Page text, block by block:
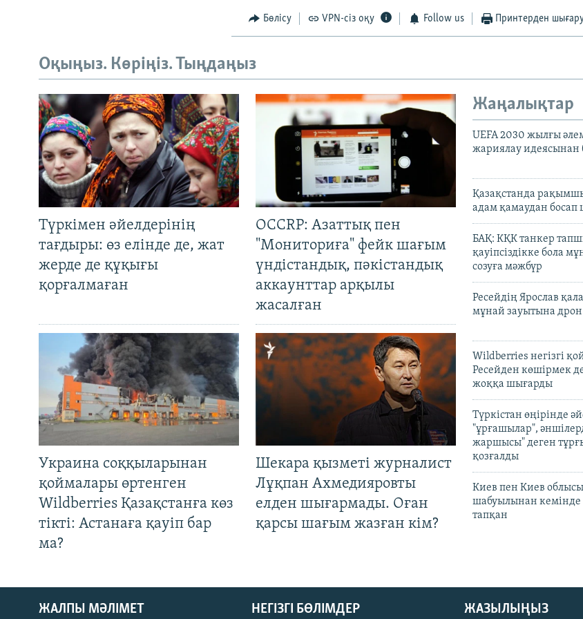
Бөлісу VPN-сіз оқу Follow us Принтерден
Оқыңыз. Көріңіз. Тыңдаңыз
Түркімен әйелдерінің
тағдыры: өз елінде де, жат
жерде де құқығы
қорғалмаған
OCCRP: Азаттық пен
"Мониториға" фейк шағым
үндістандық, пәкістандық
аккаунттар арқылы
жасалған
Украина соққыларынан
қоймалары өртенген
Wildberries Қазақстанға көз
тікті: Астанаға қауіп бар
ма?
Шекара қызметі журналист
Лұқпан Ахмедияровты
елден шығармады. Оған
қарсы шағым жазған кім?
Жаңалықтар
UEFA 2030 жылғы
жариялау идеясынан
Қазақстанда
адам қамаудан
БАҚ: КҚК танкер
қауіпсіздікке бола
созуға мәжбүр
Ресейдің Ярослав
мұнай зауытына
Wildberries негізгі
Ресейден көшірмек
жоққа шығарды
Түркістан өңірінде
"ұрғашылар",
жаршысы" деген
қозғалды
Киев пен Киев
шабуылынан кемінде
тапқан
ЖАЗЫЛЫҢЫЗ
ЖАЛПЫ МӘЛІМЕТ НЕГІЗГІ БӨЛІМДЕР